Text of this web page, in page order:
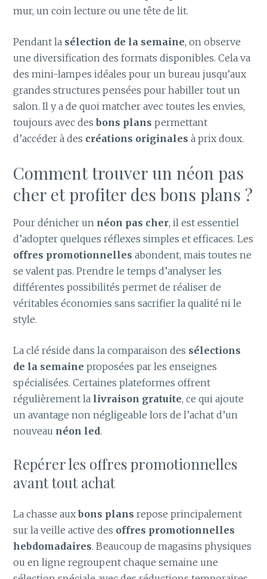
mur, un coin lecture ou une tête de lit.
Pendant la sélection de la semaine, on observe
une diversification des formats disponibles. Cela va
des mini-lampes idéales pour un bureau jusqu’aux
grandes structures pensées pour habiller tout un
salon. Il y a de quoi matcher avec toutes les envies,
toujours avec desbons plans permettant
d’accéder à des créations originales à prix doux.
Comment trouver un néon pas
cher et profiter des bons plans ?
Pour dénicher un néon pas cher, il est essentiel
d’adopter quelques réflexes simples et efficaces. Les
offres promotionnelles abondent, mais toutes ne
se valent pas. Prendre le temps d’analyser les
différentes possibilités permet de réaliser de
véritables économies sans sacrifier la qualité ni le
style.
La clé réside dans la comparaison des sélections
de la semaine proposées par les enseignes
spécialisées. Certaines plateformes offrent
régulièrement la livraison gratuite, ce qui ajoute
un avantage non négligeable lors de l’achat d’un
nouveau néon led.
Repérer les offres promotionnelles
avant tout achat
La chasse auxbons plans repose principalement
sur la veille active des offres promotionnelles
hebdomadaires. Beaucoup de magasins physiques
ou en ligne regroupent chaque semaine une